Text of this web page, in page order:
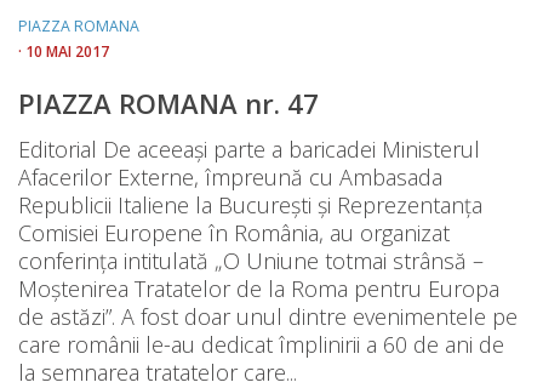
PIAZZA ROMANA
· 10 MAI 2017
PIAZZA ROMANA nr. 47
Editorial De aceeași parte a baricadei Ministerul
Afacerilor Externe, împreună cu Ambasada
Republicii Italiene la București și Reprezentanța
Comisiei Europene în România, au organizat
conferința intitulată „O Uniune totmai strânsă –
Moștenirea Tratatelor de la Roma pentru Europa
de astăzi”. A fost doar unul dintre evenimentele pe
care românii le-au dedicat împlinirii a 60 de ani de
la semnarea tratatelor care...